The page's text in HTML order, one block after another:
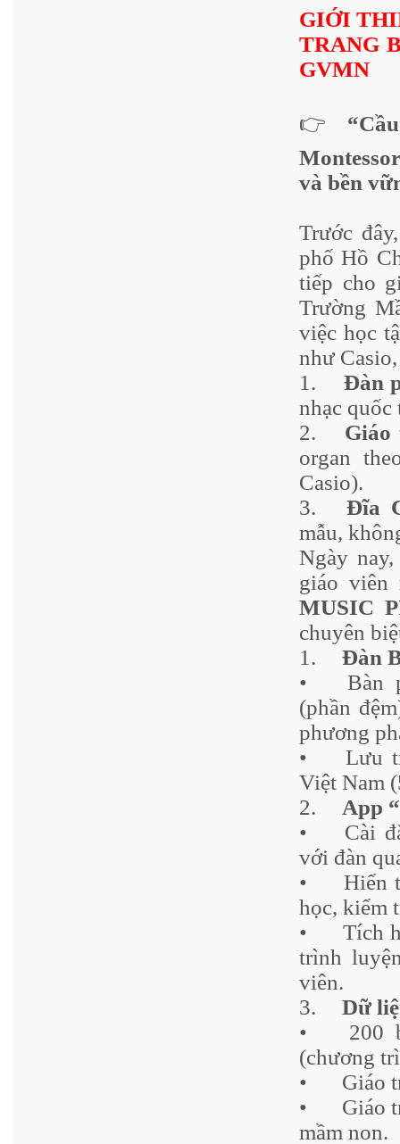
GIỚI
TRANG
GVMN
👉
và bền
Trước
phố Hồ
tiếp cho
Trường
việc học
như
1.
Đàn
nhạc quốc
2.
organ
Casio).
3.
Đĩa
mẫu,
Ngày
giáo viên
MUSIC
chuyên
1.
Đàn
•
Bàn
(phần
phương
•
Lưu
Việt Nam
2.
App
•
Cài
với đàn
•
Hiển
học, kiểm
•
Tích
trình
viên.
3.
Dữ
•
200
(chương
•
Giáo
•
Giáo
mầm non.